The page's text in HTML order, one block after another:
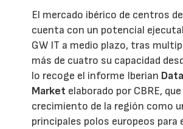
El mercado ibérico de centros
cuenta con un potencial
GW IT a medio plazo, tras
más de cuatro su capacidad
lo recoge el informe Iberian
Market elaborado por CBRE,
crecimiento de la región como
principales polos europeos para